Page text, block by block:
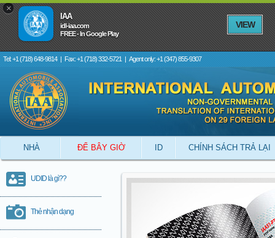
×
IAA
idl-iaa.com
FREE - In Google Play
VIEW
Tel: +1 (718) 648-9814 | Fax: +1 (718) 332-5721 | Agent only: +1 (347) 855-9307
NHÀ ĐỂ BÂY GIỜ ID CHÍNH SÁCH TRẢ LẠI
UDID là gì??
Thẻ nhận dạng